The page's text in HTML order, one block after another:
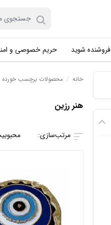
فروشنده شوید حریم خصوصی و
خانه / محصولات برچسب خورده
هنر رزین